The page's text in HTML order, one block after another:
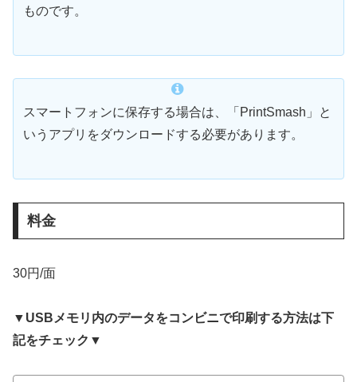
ものです。
スマートフォンに保存する場合は、「PrintSmash」と
いうアプリをダウンロードする必要があります。
料金
30円/面
▼USBメモリ内のデータをコンビニで印刷する方法は下
記をチェック▼